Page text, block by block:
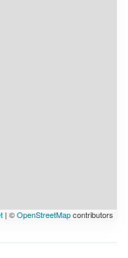
| ©OpenStreetMapcontributors